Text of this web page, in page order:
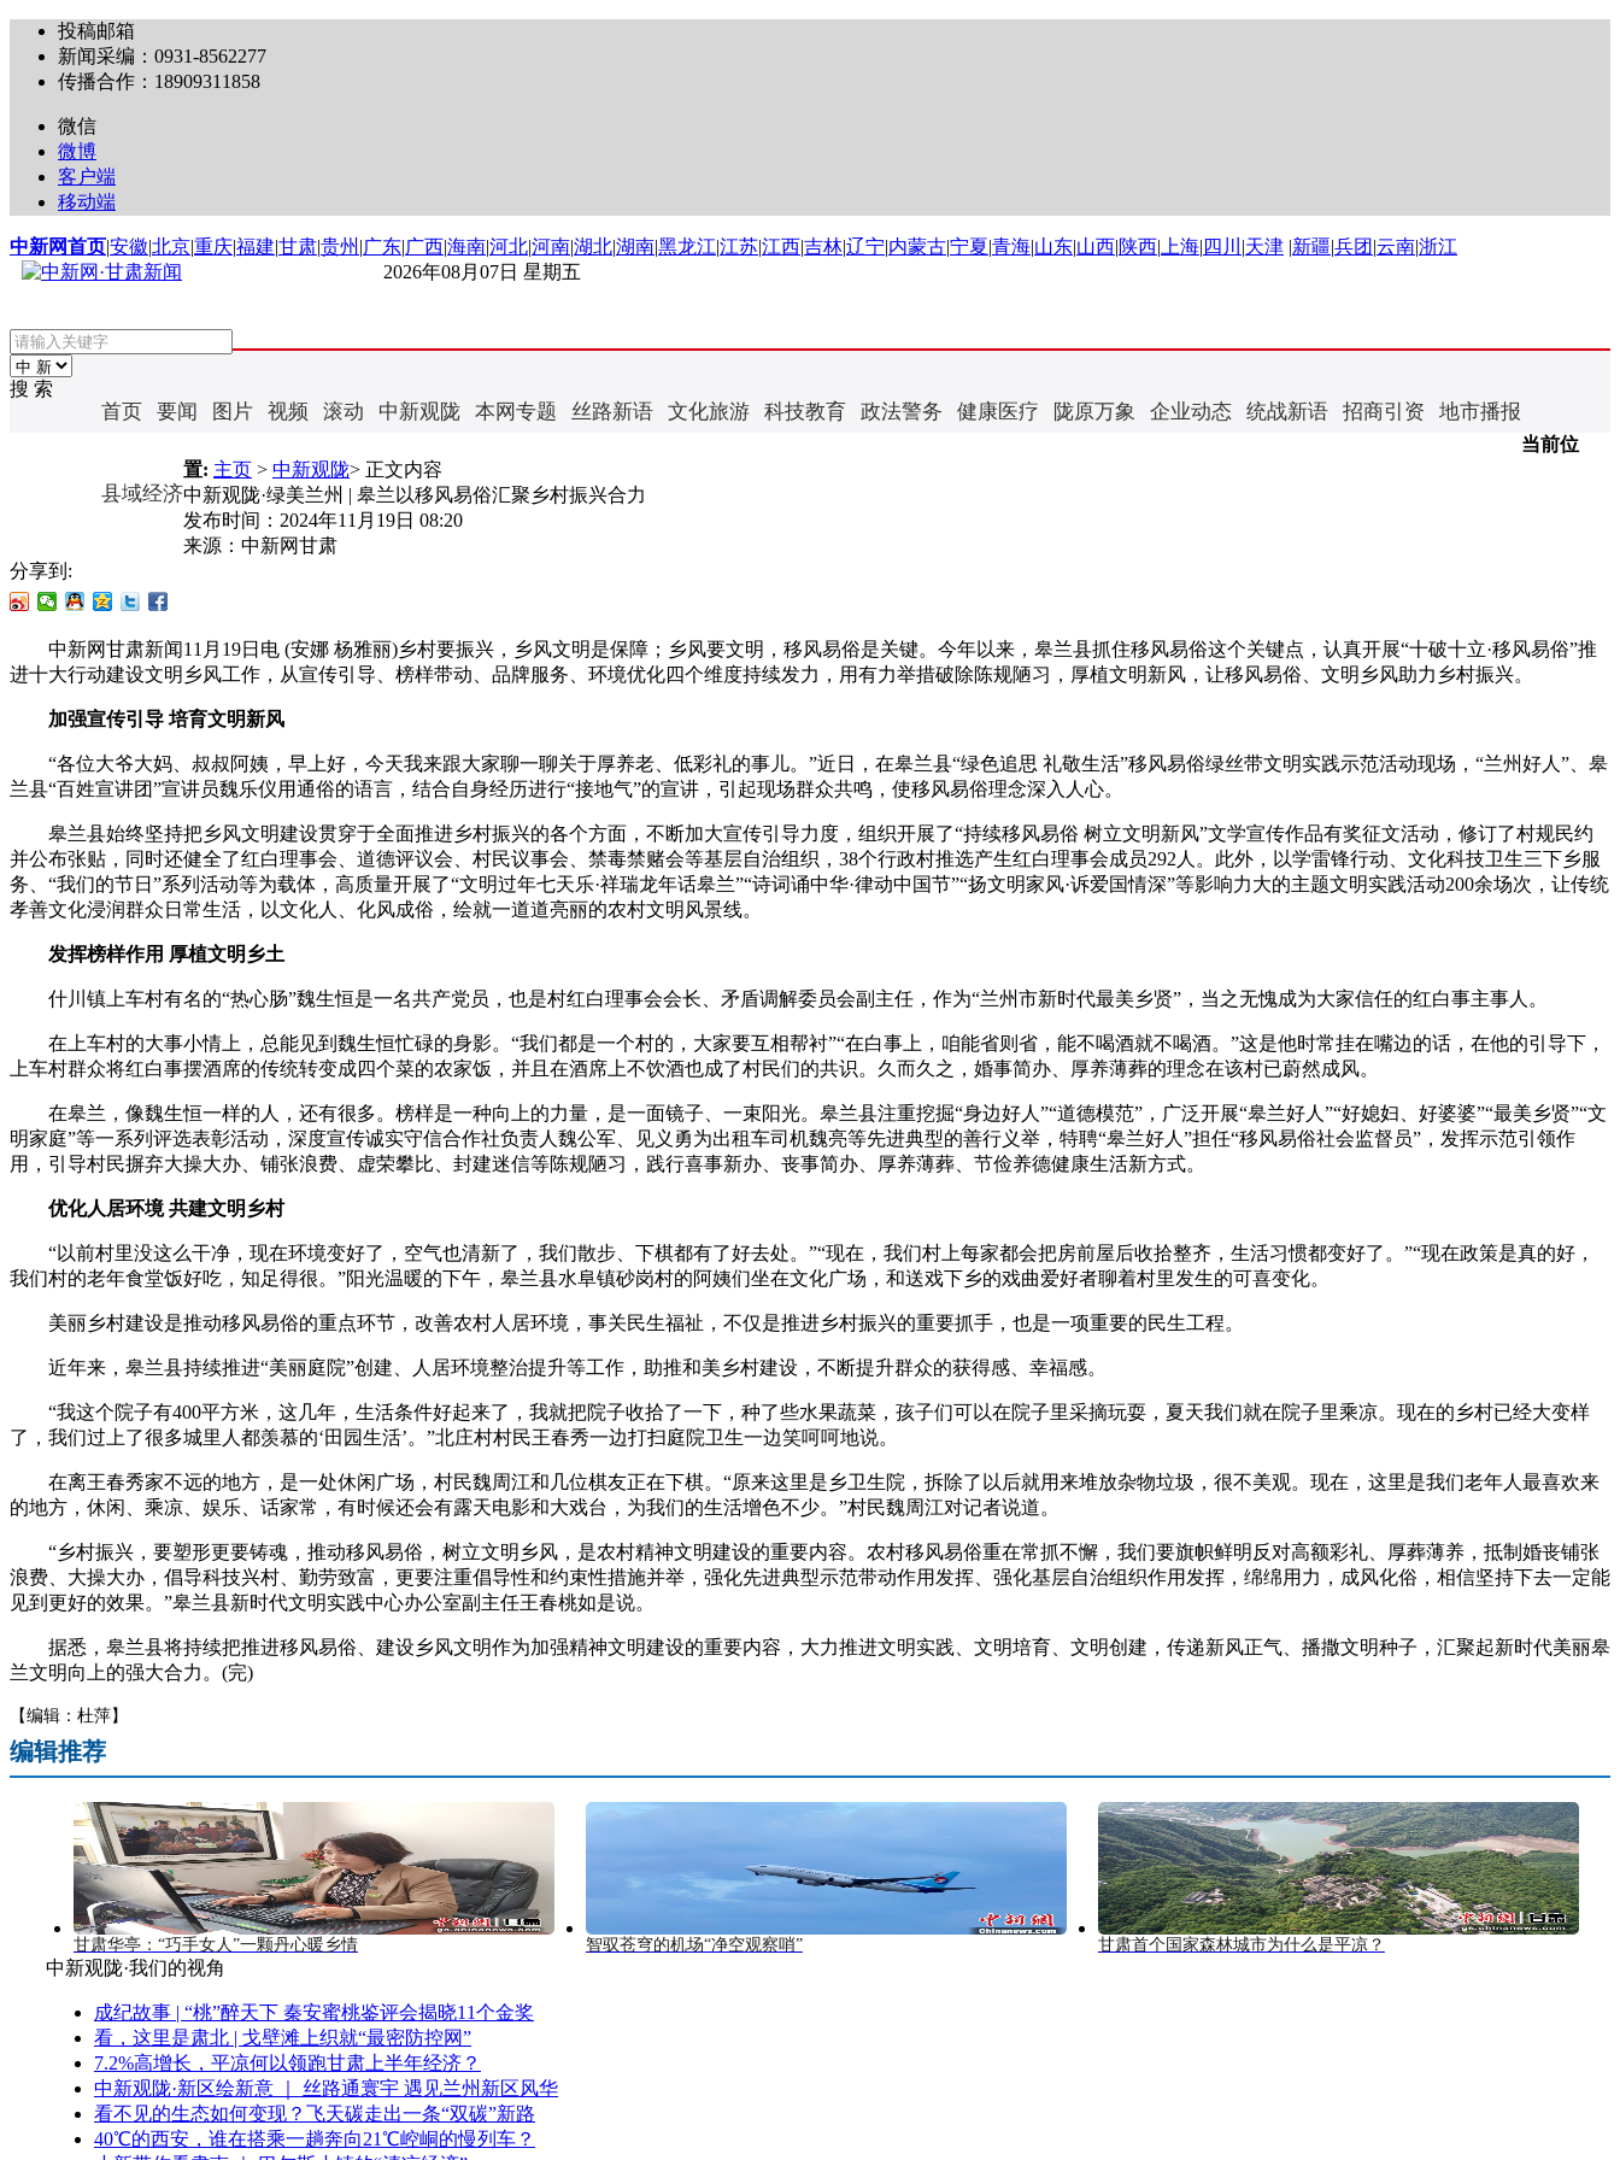
投稿邮箱
新闻采编：0931-8562277
传播合作：18909311858
微信
微博
客户端
移动端
中新网首页|安徽|北京|重庆|福建|甘肃|贵州 |广东|广西|海南|河北|河南|湖北|湖南|黑龙江|江苏|江西|吉林|辽宁|内蒙古|宁夏|青海|山东|山西|陕西| 上海| 四川 |天津 |新疆|兵团 |云南|浙江
2026年08月07日 星期五
搜 索
首页 要闻 图片 视频 滚动 中新观陇 本网专题 丝路新语 文化旅游 科技教育 政法警务 健康医疗 陇原万象 企业动态 统战新语 招商引资 地市播报
县域经济
当前位
置: 主页 > 中新观陇> 正文内容
中新观陇·绿美兰州 | 皋兰以移风易俗汇聚乡村振兴合力
发布时间： 2024年11月19日 08:20
来源： 中新网甘肃
分享到:
中新网甘肃新闻11月19日电 (安娜 杨雅丽)乡村要振兴，乡风文明是保障；乡风要文明，移风易俗是关键。今年以来，皋兰县抓住移风易俗这个关键点，认真开展“十破十立·移风易俗”推
进十大行动建设文明乡风工作，从宣传引导、榜样带动、品牌服务、环境优化四个维度持续发力，用有力举措破除陈规陋习，厚植文明新风，让移风易俗、文明乡风助力乡村振兴。
加强宣传引导 培育文明新风
“各位大爷大妈、叔叔阿姨，早上好，今天我来跟大家聊一聊关于厚养老、低彩礼的事儿。”近日，在皋兰县“绿色追思 礼敬生活”移风易俗绿丝带文明实践示范活动现场，“兰州好人”、皋
兰县“百姓宣讲团”宣讲员魏乐仪用通俗的语言，结合自身经历进行“接地气”的宣讲，引起现场群众共鸣，使移风易俗理念深入人心。
皋兰县始终坚持把乡风文明建设贯穿于全面推进乡村振兴的各个方面，不断加大宣传引导力度，组织开展了“持续移风易俗 树立文明新风”文学宣传作品有奖征文活动，修订了村规民约
并公布张贴，同时还健全了红白理事会、道德评议会、村民议事会、禁毒禁赌会等基层自治组织，38个行政村推选产生红白理事会成员292人。此外，以学雷锋行动、文化科技卫生三下乡服
务、“我们的节日”系列活动等为载体，高质量开展了“文明过年七天乐·祥瑞龙年话皋兰”“诗词诵中华·律动中国节”“扬文明家风·诉爱国情深”等影响力大的主题文明实践活动200余场次，让传统
孝善文化浸润群众日常生活，以文化人、化风成俗，绘就一道道亮丽的农村文明风景线。
发挥榜样作用 厚植文明乡土
什川镇上车村有名的“热心肠”魏生恒是一名共产党员，也是村红白理事会会长、矛盾调解委员会副主任，作为“兰州市新时代最美乡贤”，当之无愧成为大家信任的红白事主事人。
在上车村的大事小情上，总能见到魏生恒忙碌的身影。“我们都是一个村的，大家要互相帮衬”“在白事上，咱能省则省，能不喝酒就不喝酒。”这是他时常挂在嘴边的话，在他的引导下，
上车村群众将红白事摆酒席的传统转变成四个菜的农家饭，并且在酒席上不饮酒也成了村民们的共识。久而久之，婚事简办、厚养薄葬的理念在该村已蔚然成风。
在皋兰，像魏生恒一样的人，还有很多。榜样是一种向上的力量，是一面镜子、一束阳光。皋兰县注重挖掘“身边好人”“道德模范”，广泛开展“皋兰好人”“好媳妇、好婆婆”“最美乡贤”“文
明家庭”等一系列评选表彰活动，深度宣传诚实守信合作社负责人魏公军、见义勇为出租车司机魏亮等先进典型的善行义举，特聘“皋兰好人”担任“移风易俗社会监督员”，发挥示范引领作
用，引导村民摒弃大操大办、铺张浪费、虚荣攀比、封建迷信等陈规陋习，践行喜事新办、丧事简办、厚养薄葬、节俭养德健康生活新方式。
优化人居环境 共建文明乡村
“以前村里没这么干净，现在环境变好了，空气也清新了，我们散步、下棋都有了好去处。”“现在，我们村上每家都会把房前屋后收拾整齐，生活习惯都变好了。”“现在政策是真的好，
我们村的老年食堂饭好吃，知足得很。”阳光温暖的下午，皋兰县水阜镇砂岗村的阿姨们坐在文化广场，和送戏下乡的戏曲爱好者聊着村里发生的可喜变化。
美丽乡村建设是推动移风易俗的重点环节，改善农村人居环境，事关民生福祉，不仅是推进乡村振兴的重要抓手，也是一项重要的民生工程。
近年来，皋兰县持续推进“美丽庭院”创建、人居环境整治提升等工作，助推和美乡村建设，不断提升群众的获得感、幸福感。
“我这个院子有400平方米，这几年，生活条件好起来了，我就把院子收拾了一下，种了些水果蔬菜，孩子们可以在院子里采摘玩耍，夏天我们就在院子里乘凉。现在的乡村已经大变样
了，我们过上了很多城里人都羡慕的‘田园生活’。”北庄村村民王春秀一边打扫庭院卫生一边笑呵呵地说。
在离王春秀家不远的地方，是一处休闲广场，村民魏周江和几位棋友正在下棋。“原来这里是乡卫生院，拆除了以后就用来堆放杂物垃圾，很不美观。现在，这里是我们老年人最喜欢来
的地方，休闲、乘凉、娱乐、话家常，有时候还会有露天电影和大戏台，为我们的生活增色不少。”村民魏周江对记者说道。
“乡村振兴，要塑形更要铸魂，推动移风易俗，树立文明乡风，是农村精神文明建设的重要内容。农村移风易俗重在常抓不懈，我们要旗帜鲜明反对高额彩礼、厚葬薄养，抵制婚丧铺张
浪费、大操大办，倡导科技兴村、勤劳致富，更要注重倡导性和约束性措施并举，强化先进典型示范带动作用发挥、强化基层自治组织作用发挥，绵绵用力，成风化俗，相信坚持下去一定能
见到更好的效果。”皋兰县新时代文明实践中心办公室副主任王春桃如是说。
据悉，皋兰县将持续把推进移风易俗、建设乡风文明作为加强精神文明建设的重要内容，大力推进文明实践、文明培育、文明创建，传递新风正气、播撒文明种子，汇聚起新时代美丽皋
兰文明向上的强大合力。(完)
【编辑：杜萍】
编辑推荐
甘肃华亭：“巧手女人”一颗丹心暖乡情 智驭苍穹的机场“净空观察哨” 甘肃首个国家森林城市为什么是平凉？
中新观陇·我们的视角
成纪故事 | “桃”醉天下 秦安蜜桃鉴评会揭晓11个金奖
看，这里是肃北 | 戈壁滩上织就“最密防控网”
7.2%高增长，平凉何以领跑甘肃上半年经济？
中新观陇·新区绘新意 ｜ 丝路通寰宇 遇见兰州新区风华
看不见的生态如何变现？飞天碳走出一条“双碳”新路
40℃的西安，谁在搭乘一趟奔向21℃崆峒的慢列车？